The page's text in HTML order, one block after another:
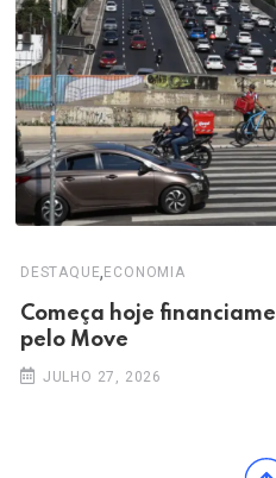
DESTAQUE, ECONOMIA
Começa hoje
pelo Move
JULHO 27, 2026